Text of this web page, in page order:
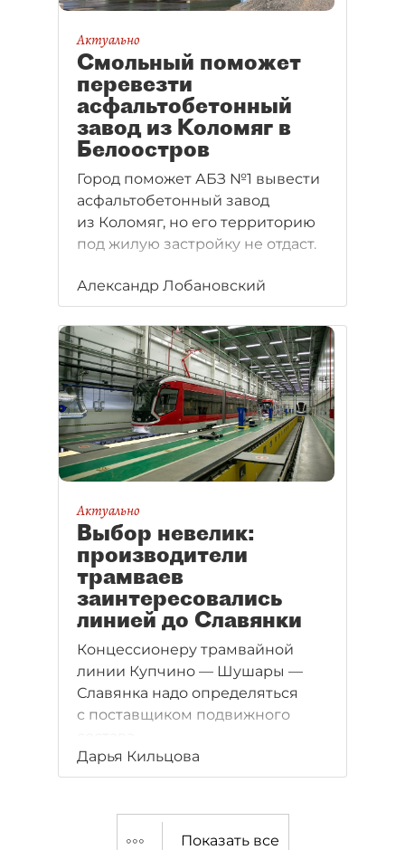
Актуально
Смольный поможет
перевезти
асфальтобетонный
завод из Коломяг в
Белоостров
Город поможет АБЗ №1 вывести
асфальтобетонный завод
из Коломяг, но его территорию
под жилую застройку не отдаст.
Александр Лобановский
Актуально
Выбор невелик:
производители
трамваев
заинтересовались
линией до Славянки
Концессионеру трамвайной
линии Купчино — Шушары —
Славянка надо определяться
с поставщиком подвижного
Дарья Кильцова
Показать все